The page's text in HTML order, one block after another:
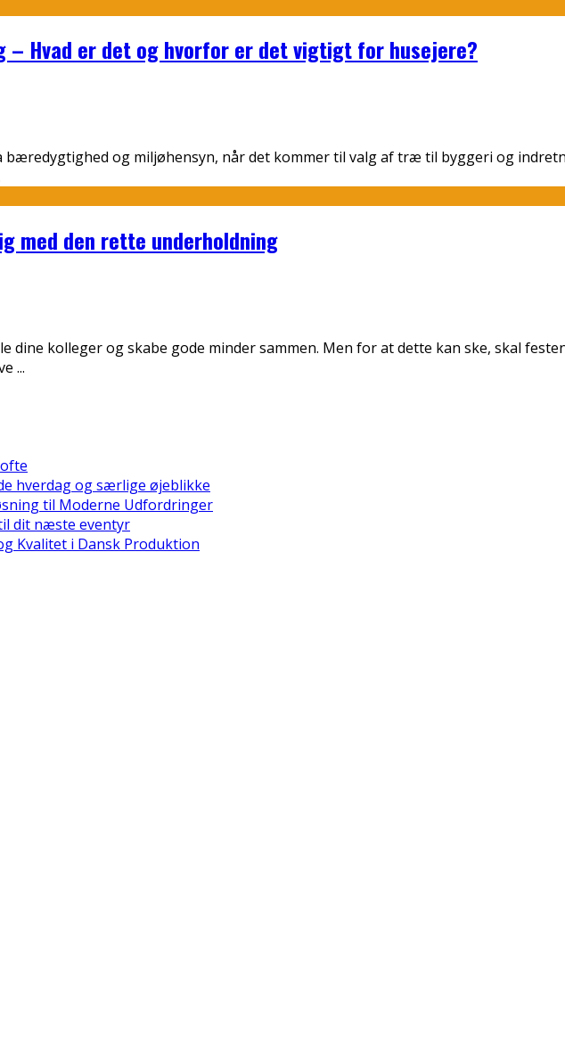
– Hvad er det og hvorfor er det vigtigt for husejere?
og miljøhensyn, når det kommer til valg af træ til byggeri og
med den rette underholdning
dine kolleger og skabe gode minder sammen. Men for at dette kan ske, skal
...
hverdag og særlige øjeblikke
til Moderne Udfordringer
dit næste eventyr
Kvalitet i Dansk Produktion